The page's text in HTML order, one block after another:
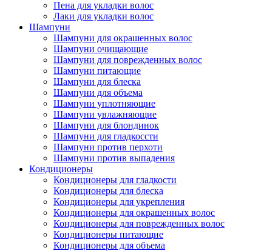
Пена для укладки волос
Лаки для укладки волос
Шампуни
Шампуни для окрашенных волос
Шампуни очищающие
Шампуни для поврежденных волос
Шампуни питающие
Шампуни для блеска
Шампуни для объема
Шампуни уплотняющие
Шампуни увлажняющие
Шампуни для блондинок
Шампуни для гладкоссти
Шампуни против перхоти
Шампуни против выпадения
Кондиционеры
Кондиционеры для гладкости
Кондиционеры для блеска
Кондиционеры для укрепления
Кондиционеры для окрашенных волос
Кондиционеры для поврежденных волос
Кондиционеры питающие
Кондиционеры для объема